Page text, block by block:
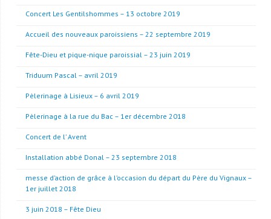
Concert Les Gentilshommes – 13 octobre 2019
Accueil des nouveaux paroissiens – 22 septembre 2019
Fête-Dieu et pique-nique paroissial – 23 juin 2019
Triduum Pascal – avril 2019
Pèlerinage à Lisieux – 6 avril 2019
Pèlerinage à la rue du Bac – 1er décembre 2018
Concert de l’ Avent
Installation abbé Donal – 23 septembre 2018
messe d’action de grâce à l’occasion du départ du Père du Vignaux –
1er juillet 2018
3 juin 2018 – Fête Dieu